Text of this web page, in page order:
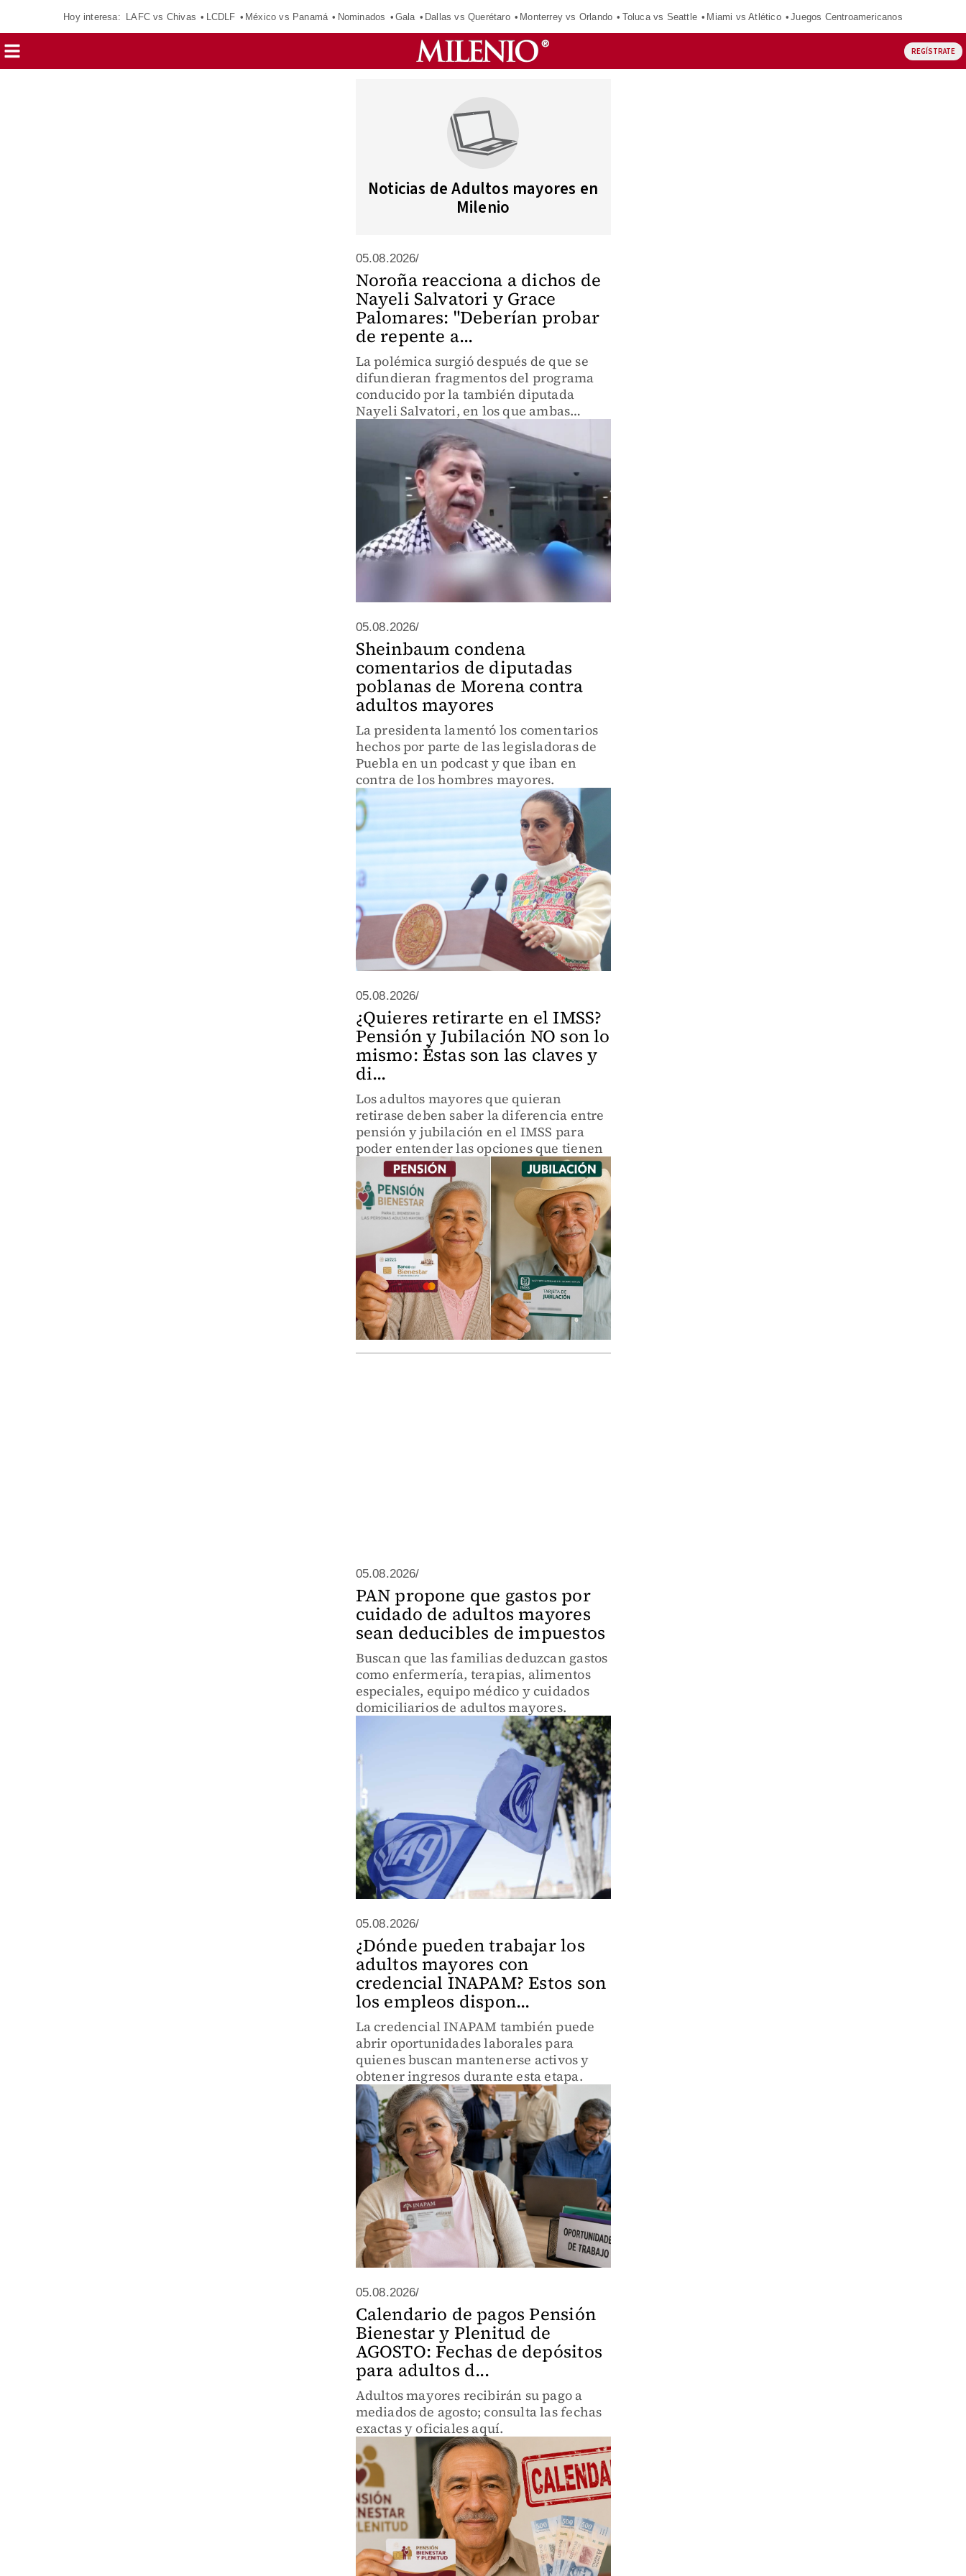
Hoy interesa: LAFC vs Chivas LCDLF México vs Panamá Nominados Gala Dallas vs Querétaro Monterrey vs Orlando Toluca vs Seattle Miami vs Atlético Juegos Centroamericanos
REGÍSTRATE
Noticias de Adultos mayores en
Milenio
05.08.2026/
Noroña reacciona a dichos de
Nayeli Salvatori y Grace
Palomares: "Deberían probar
de repente a...
La polémica surgió después de que se
difundieran fragmentos del programa
conducido por la también diputada
Nayeli Salvatori, en los que ambas
realizaron comentarios sobre hombres
mayores de 45 años.
05.08.2026/
Sheinbaum condena
comentarios de diputadas
poblanas de Morena contra
adultos mayores
La presidenta lamentó los comentarios
hechos por parte de las legisladoras de
Puebla en un podcast y que iban en
contra de los hombres mayores.
05.08.2026/
¿Quieres retirarte en el IMSS?
Pensión y Jubilación NO son lo
mismo: Éstas son las claves y
di...
Los adultos mayores que quieran
retirase deben saber la diferencia entre
pensión y jubilación en el IMSS para
poder entender las opciones que tienen
05.08.2026/
PAN propone que gastos por
cuidado de adultos mayores
sean deducibles de impuestos
Buscan que las familias deduzcan gastos
como enfermería, terapias, alimentos
especiales, equipo médico y cuidados
domiciliarios de adultos mayores.
05.08.2026/
¿Dónde pueden trabajar los
adultos mayores con
credencial INAPAM? Estos son
los empleos dispon...
La credencial INAPAM también puede
abrir oportunidades laborales para
quienes buscan mantenerse activos y
obtener ingresos durante esta etapa.
05.08.2026/
Calendario de pagos Pensión
Bienestar y Plenitud de
AGOSTO: Fechas de depósitos
para adultos d...
Adultos mayores recibirán su pago a
mediados de agosto; consulta las fechas
exactas y oficiales aquí.